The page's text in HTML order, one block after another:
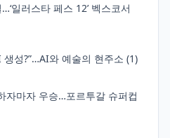
일러스타 페스 12’ 벡스코서
성?”…AI와 예술의 현주소 (1)
자마자 우승…포르투갈 슈퍼컵